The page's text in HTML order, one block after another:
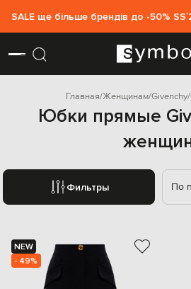
SALE ще більше брендів до -50%
Главная Женщинам Givenchy
Юбки прямые
Фильтры По
NEW
- 49%